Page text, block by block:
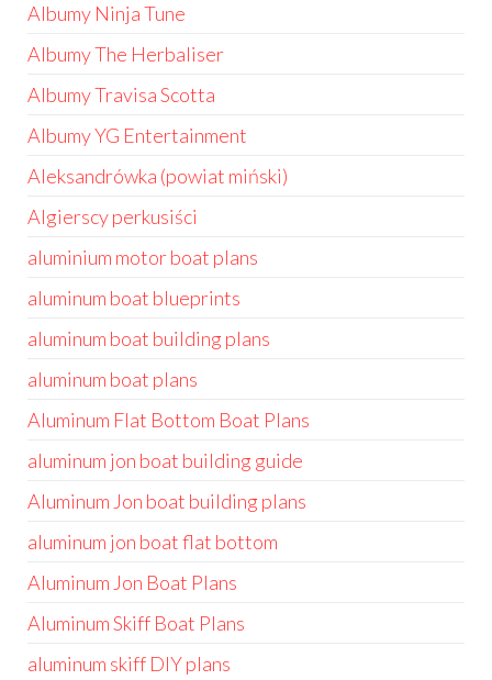
Albumy Ninja Tune
Albumy The Herbaliser
Albumy Travisa Scotta
Albumy YG Entertainment
Aleksandrówka (powiat miński)
Algierscy perkusiści
aluminium motor boat plans
aluminum boat blueprints
aluminum boat building plans
aluminum boat plans
Aluminum Flat Bottom Boat Plans
aluminum jon boat building guide
Aluminum Jon boat building plans
aluminum jon boat flat bottom
Aluminum Jon Boat Plans
Aluminum Skiff Boat Plans
aluminum skiff DIY plans